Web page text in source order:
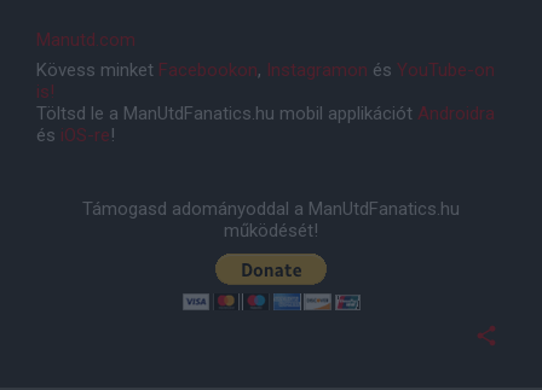
Manutd.com
Kövess minket Facebookon, Instagramon és YouTube-on
is!
Töltsd le a ManUtdFanatics.hu mobil applikációt Androidra
és iOS-re!
Támogasd adományoddal a ManUtdFanatics.hu
működését!